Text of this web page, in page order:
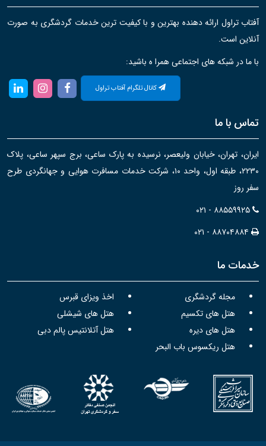
آفتاب تراول ارائه دهنده بهترین و با کیفیت ترین خدمات گردشگری به صورت
آنلاین است.
با ما در شبکه های اجتماعی همرا ه باشید:
کانال تلگرام آفتاب تراول
تماس با ما
ایران، تهران، خیابان ولیعصر، نرسیده به پارک ساعی، برج سپهر ساعی، پلاک
۲۲۳۰، طبقه اول، واحد ۱۰، شرکت خدمات مسافرت هوایی و جهانگردی طرح
سفر روز
۰۲۱ - ۸۸۵۵۹۹۲۵
۰۲۱ - ۸۸۷۰۴۸۸۴
خدمات ما
مجله گردشگری
اخذ ویزای قبرس
هتل های تکسیم
هتل های شیشلی
هتل های دیره
هتل آتلانتیس پالم دبی
هتل ریکسوس باب البحر